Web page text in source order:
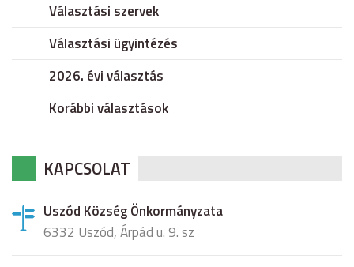
Választási szervek
Választási ügyintézés
2026. évi választás
Korábbi választások
KAPCSOLAT
Uszód Község Önkormányzata
6332 Uszód, Árpád u. 9. sz